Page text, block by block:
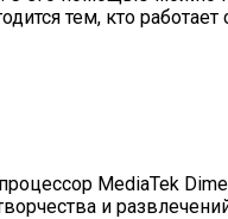
тем, кто
MediaTek
и